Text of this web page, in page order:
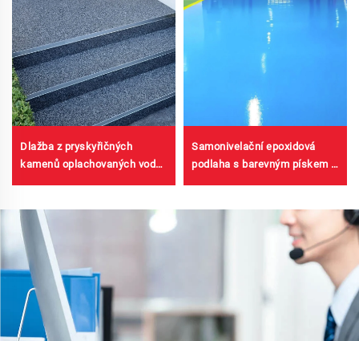
Dlažba z pryskyřičných
kamenů oplachovaných vodou
komerční a rezidenční účely
Samonivelační epoxidová
podlaha s barevným pískem |